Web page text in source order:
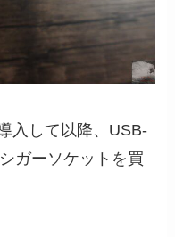
入して以降、USB-
ガーソケットを買